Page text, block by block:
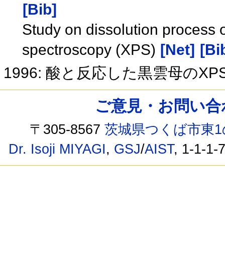
[Bib]
Study on dissolution process
spectroscopy (XPS) [Net]
1996: 酸と反応した黒雲母の
ご意見・お問い
〒305-8567茨城県つくば市東
Dr. Isoji MIYAGI, GSJ/AIST, 1-1-1-